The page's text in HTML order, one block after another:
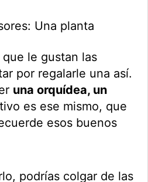
Una planta
le gustan las
por regalarle una así.
una orquídea, un
es ese mismo, que
esos buenos
podrías colgar de las